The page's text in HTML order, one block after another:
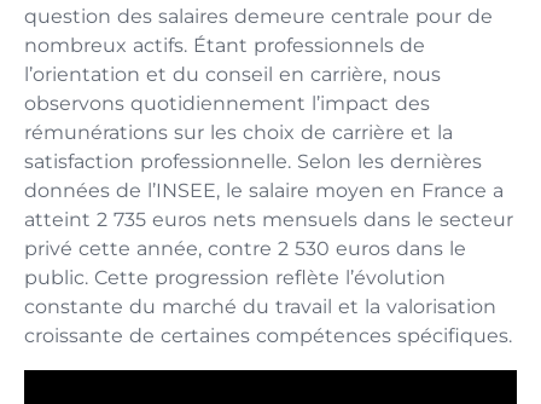
question des salaires demeure centrale pour de
nombreux actifs. Étant professionnels de
l’orientation et du conseil en carrière, nous
observons quotidiennement l’impact des
rémunérations sur les choix de carrière et la
satisfaction professionnelle. Selon les dernières
données de l’INSEE, le salaire moyen en France a
atteint 2 735 euros nets mensuels dans le secteur
privé cette année, contre 2 530 euros dans le
public. Cette progression reflète l’évolution
constante du marché du travail et la valorisation
croissante de certaines compétences spécifiques.